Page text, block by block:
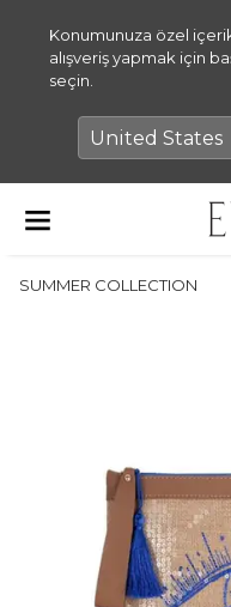
Konumunuza özel
alışveriş yapmak için
seçin.
SUMMER COLLECTION